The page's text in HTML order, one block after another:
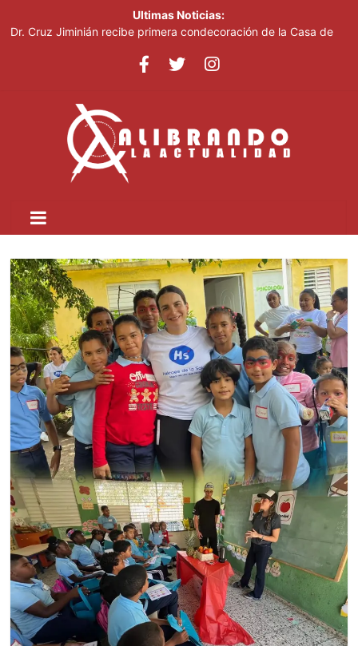
Ultimas Noticias:
Dr. Cruz Jiminián recibe primera condecoración de la Casa de
El mundo del fútbol despide a Jorge Messi, padre del astro
Johnny Pujols: "Hay decenas de miles de ciudadanos que
quieren inscribirse en el PLD"
César Fernández acusa al Gobierno de presentar logros que no
reflejan la realidad económica